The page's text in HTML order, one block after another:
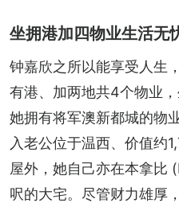
坐拥港加四物业生活无
钟嘉欣之所以能享受人生
有港、加两地共4个物业
她拥有将军澳新都城的物
入老公位于温西、价值约
屋外，她自己亦在本拿比
呎的大宅。尽管财力雄厚